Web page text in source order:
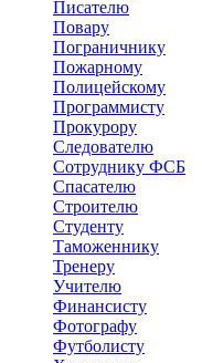
Писателю
Повару
Пограничнику
Пожарному
Полицейскому
Программисту
Прокурору
Следователю
Сотруднику ФСБ
Спасателю
Строителю
Студенту
Таможеннику
Тренеру
Учителю
Финансисту
Фотографу
Футболисту